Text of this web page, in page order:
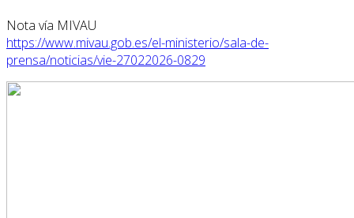
Nota vía MIVAU
https://www.mivau.gob.es/el-ministerio/sala-de-
prensa/noticias/vie-27022026-0829